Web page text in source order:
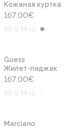
Кожаная куртка
167.00€
XS S M +2
Guess
Жилет-пиджак
167.00€
XS S M +2
Marciano